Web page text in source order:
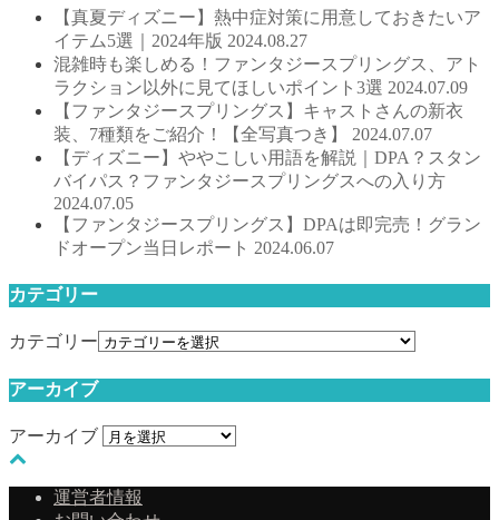
【真夏ディズニー】熱中症対策に用意しておきたいア
イテム5選｜2024年版 2024.08.27
混雑時も楽しめる！ファンタジースプリングス、アト
ラクション以外に見てほしいポイント3選 2024.07.09
【ファンタジースプリングス】キャストさんの新衣
装、7種類をご紹介！【全写真つき】 2024.07.07
【ディズニー】ややこしい用語を解説｜DPA？スタン
バイパス？ファンタジースプリングスへの入り方
2024.07.05
【ファンタジースプリングス】DPAは即完売！グラン
ドオープン当日レポート 2024.06.07
カテゴリー
カテゴリー
アーカイブ
アーカイブ
運営者情報